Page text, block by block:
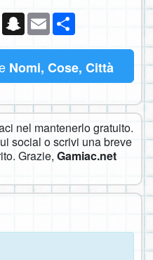
TeamsSnapchat
Email
Nomi, Cose, Città
nel mantenerlo gratuito.
social o scrivi una breve
Grazie, Gamiac.net